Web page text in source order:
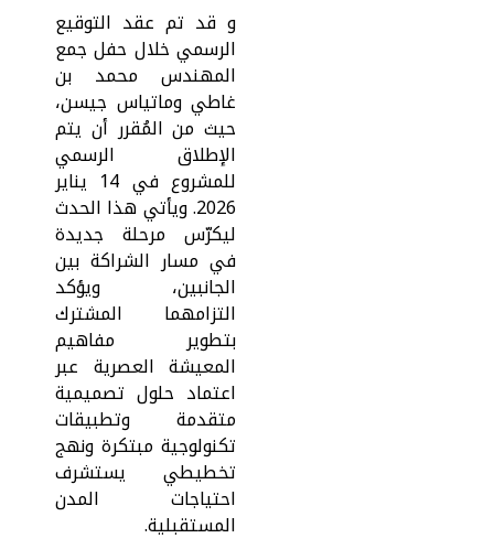
و قد تم عقد التوقيع
الرسمي خلال حفل جمع
المهندس محمد بن
غاطي وماتياس جيسن،
حيث من المُقرر أن يتم
الإطلاق الرسمي
للمشروع في 14 يناير
2026. ويأتي هذا الحدث
ليكرّس مرحلة جديدة
في مسار الشراكة بين
الجانبين، ويؤكد
التزامهما المشترك
بتطوير مفاهيم
المعيشة العصرية عبر
اعتماد حلول تصميمية
متقدمة وتطبيقات
تكنولوجية مبتكرة ونهج
تخطيطي يستشرف
احتياجات المدن
المستقبلية.